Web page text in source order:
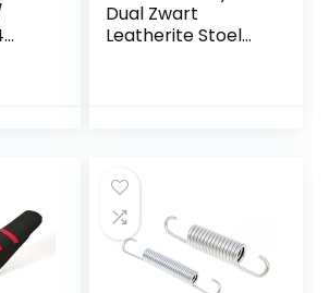
Dual Zwart
Leatherite Stoel